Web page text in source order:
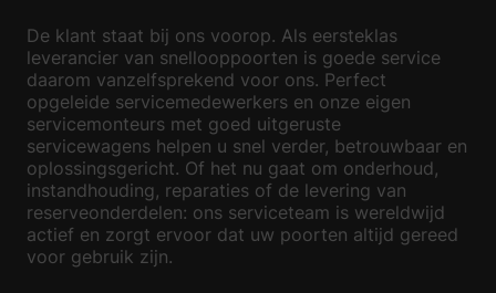
De klant staat bij ons voorop. Als eersteklas
leverancier van snellooppoorten is goede service
daarom vanzelfsprekend voor ons. Perfect
opgeleide servicemedewerkers en onze eigen
servicemonteurs met goed uitgeruste
servicewagens helpen u snel verder, betrouwbaar en
oplossingsgericht. Of het nu gaat om onderhoud,
instandhouding, reparaties of de levering van
reserveonderdelen: ons serviceteam is wereldwijd
actief en zorgt ervoor dat uw poorten altijd gereed
voor gebruik zijn.